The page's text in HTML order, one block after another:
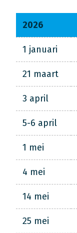
2026
1 januari
21 maart
3 april
5-6 april
1 mei
4 mei
14 mei
25 mei